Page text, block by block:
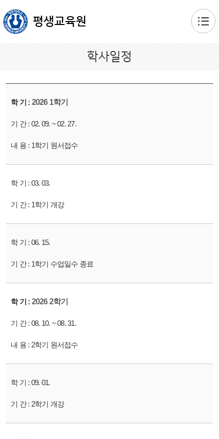
평생교육원
학사일정
2026 1학기
02. 09. ~ 02. 27.
1학기 원서접수
03. 03.
1학기 개강
06. 15.
1학기 수업일수 종료
2026 2학기
08. 10. ~ 08. 31.
2학기 원서접수
09. 01.
2학기 개강